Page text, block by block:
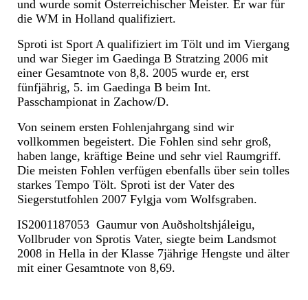
und wurde somit Österreichischer Meister. Er war für
die WM in Holland qualifiziert.
Sproti ist Sport A qualifiziert im Tölt und im Viergang
und war Sieger im Gaedinga B Stratzing 2006 mit
einer Gesamtnote von 8,8. 2005 wurde er, erst
fünfjährig, 5. im Gaedinga B beim Int.
Passchampionat in Zachow/D.
Von seinem ersten Fohlenjahrgang sind wir
vollkommen begeistert. Die Fohlen sind sehr groß,
haben lange, kräftige Beine und sehr viel Raumgriff.
Die meisten Fohlen verfügen ebenfalls über sein tolles
starkes Tempo Tölt. Sproti ist der Vater des
Siegerstutfohlen 2007 Fylgja vom Wolfsgraben.
IS2001187053 Gaumur von Auðsholtshjáleigu,
Vollbruder von Sprotis Vater, siegte beim Landsmot
2008 in Hella in der Klasse 7jährige Hengste und älter
mit einer Gesamtnote von 8,69.